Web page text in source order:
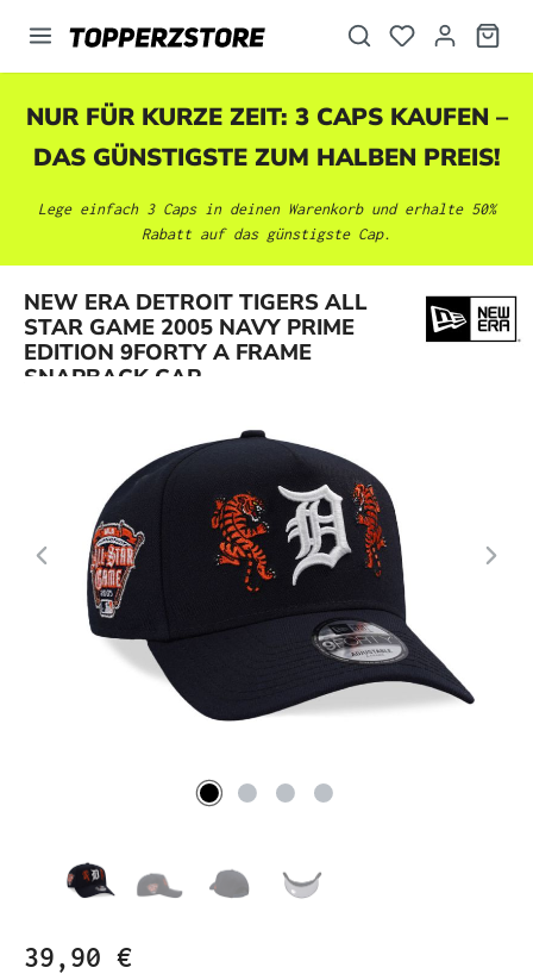
springen
NUR FÜR KURZE ZEIT: 3 CAPS KAUFEN –
DAS GÜNSTIGSTE ZUM HALBEN PREIS!
Lege einfach 3 Caps in deinen Warenkorb und erhalte 50%
Rabatt auf das günstigste Cap.
NEW ERA DETROIT TIGERS ALL
STAR GAME 2005 NAVY PRIME
EDITION 9FORTY A FRAME
SNAPBACK CAP
Bildergalerie überspringen
39,90 €